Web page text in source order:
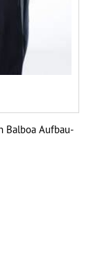
Balboa Aufbau-